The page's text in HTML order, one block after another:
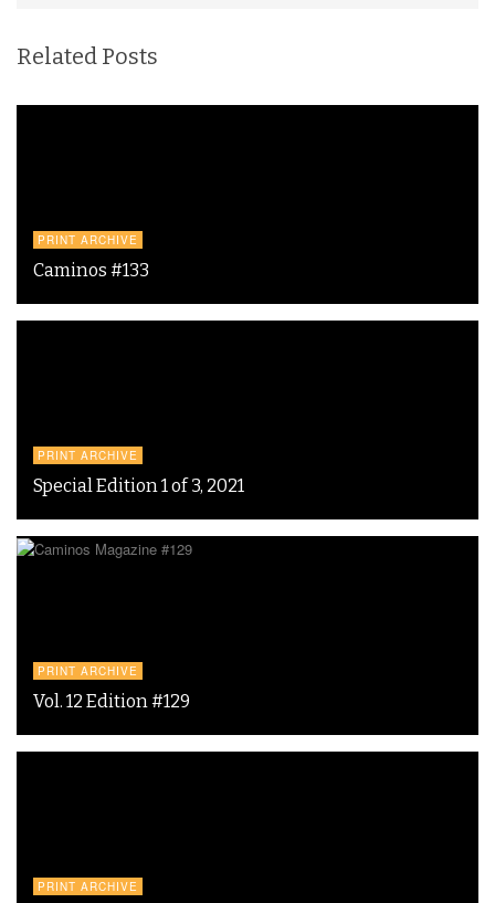
Related Posts
PRINT ARCHIVE
Caminos #133
PRINT ARCHIVE
Special Edition 1 of 3, 2021
PRINT ARCHIVE
Vol. 12 Edition #129
PRINT ARCHIVE